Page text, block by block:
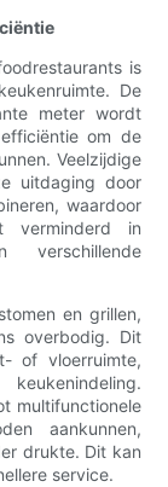
is
De
meter wordt
om de
Veelzijdige
uitdaging door
waardoor
verminderd in
en grillen,
overbodig. Dit
of vloerruimte,
multifunctionele
aankunnen,
drukte. Dit kan
service.